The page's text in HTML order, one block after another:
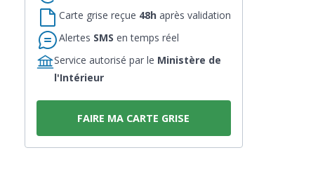
Carte grise reçue 48haprès validation
Alertes SMS en temps réel
Service autorisé par le Ministère de
l'Intérieur
FAIRE MA CARTE GRISE